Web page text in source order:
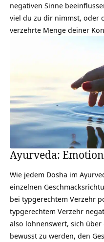
negativen Sinne
viel du zu dir nimmst, oder
verzehrte Menge deiner
Ayurveda:
Wie jedem Dosha im
einzelnen
bei typgerechtem Verzehr
typgerechtem Verzehr
also lohnenswert, sich
bewusst zu werden, den